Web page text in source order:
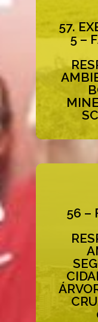
57.
5 –
56 –